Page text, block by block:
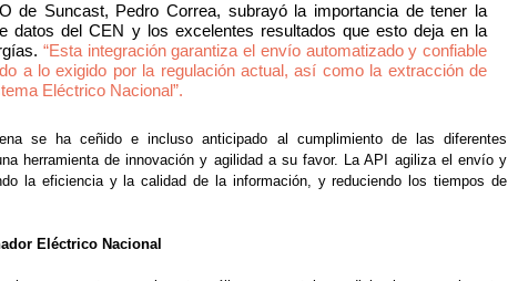
de Suncast, Pedro Correa, subrayó la importancia de tener la
datos del CEN y los excelentes resultados que esto deja en la
“Esta integración garantiza el envío automatizado y confiable
a lo exigido por la regulación actual, así como la extracción de
Eléctrico Nacional”.
se ha ceñido e incluso anticipado al cumplimiento de las diferentes
herramienta de innovación y agilidad a su favor. La API agiliza el envío y
la eficiencia y la calidad de la información, y reduciendo los tiempos de
Eléctrico Nacional